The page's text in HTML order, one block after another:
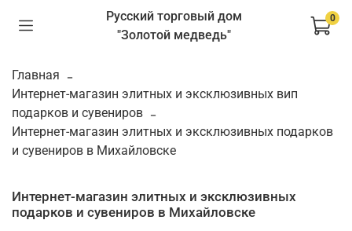
Русский торговый дом
"Золотой медведь"
0
Главная
Интернет-магазин элитных и эксклюзивных вип
подарков и сувениров
Интернет-магазин элитных и эксклюзивных подарков
и сувениров в Михайловске
Интернет-магазин элитных и эксклюзивных
подарков и сувениров в Михайловске